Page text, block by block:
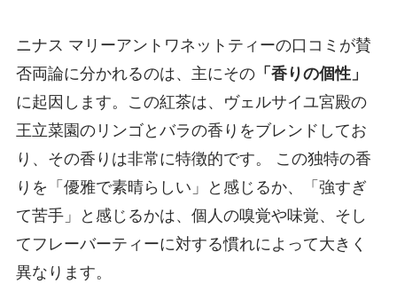
ニナス マリーアントワネットティーの口コミが賛
否両論に分かれるのは、主にその「香りの個性」
に起因します。この紅茶は、ヴェルサイユ宮殿の
王立菜園のリンゴとバラの香りをブレンドしてお
り、その香りは非常に特徴的です。 この独特の香
りを「優雅で素晴らしい」と感じるか、「強すぎ
て苦手」と感じるかは、個人の嗅覚や味覚、そし
てフレーバーティーに対する慣れによって大きく
異なります。